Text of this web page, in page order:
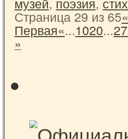
Страница 29 из 65«
Первая«...1020...27
»